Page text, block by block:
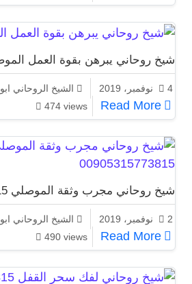
شيخ روحاني يبرهن بقوة العمل
4 نوفمبر، 2019
الشيخ الروحاني
474 views
Read More
شيخ روحاني يبرهن بقوة العمل
شيخ روحاني مجرب وثقة الموصلي 00905315773815
2 نوفمبر، 2019
الشيخ الروحاني
490 views
Read More
شيخ روحاني مجرب وثقة الموصلي